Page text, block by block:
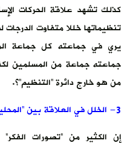
كذلك تشهد علاقة الحركات
تنظيماتها خللا متفاوت الدرجات
يري في جماعته كل جماعة
جماعته جماعة من المسلمين
من هو خارج دائرة “التنظيم”؟.
3- الخلل في العلاقة بين “المحلية” وبين “العالمية” الإسلامية:
إن الكثير من “تصورات